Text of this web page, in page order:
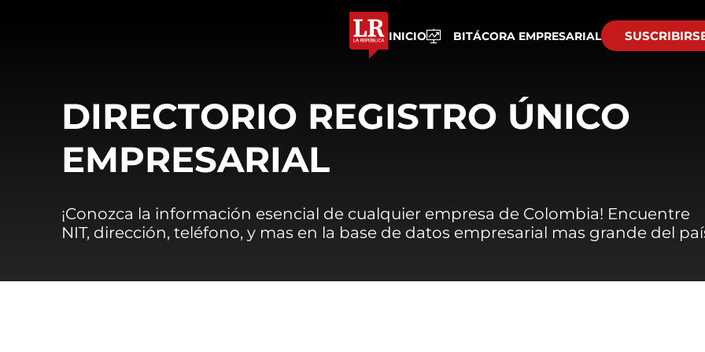
INICIO BITÁCORA EMPRESARIAL
DIRECTORIO REGISTRO ÚNICO
EMPRESARIAL
¡Conozca la información esencial de cualquier empresa de Colombia! Encuentre
NIT, dirección, teléfono, y mas en la base de datos empresarial mas grande del